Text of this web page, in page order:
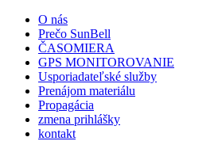
O nás
Prečo SunBell
ČASOMIERA
GPS MONITOROVANIE
Usporiadateľské služby
Prenájom materiálu
Propagácia
zmena prihlášky
kontakt